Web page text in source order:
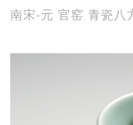
南宋-元 官窑 青瓷八